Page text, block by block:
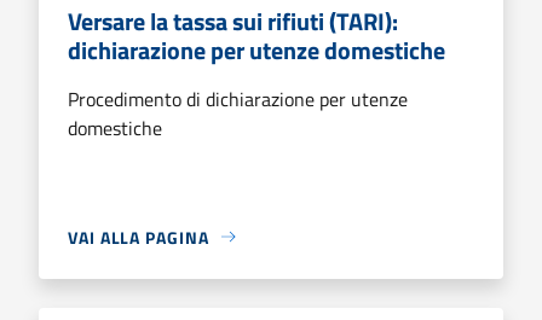
Versare la tassa sui rifiuti (TARI):
dichiarazione per utenze domestiche
Procedimento di dichiarazione per utenze
domestiche
VAI ALLA PAGINA